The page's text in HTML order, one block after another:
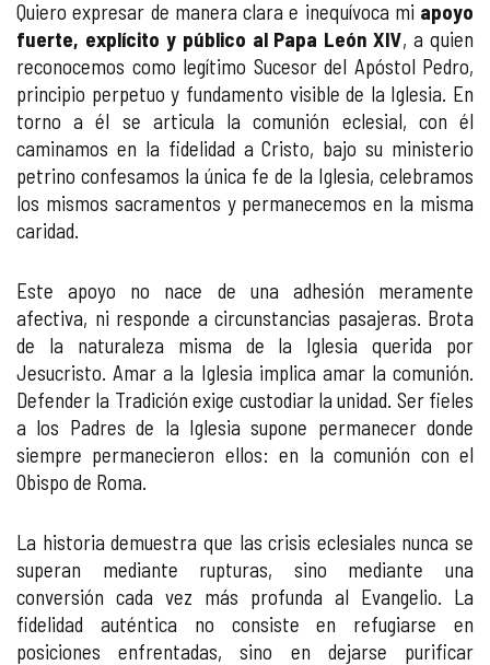
Quiero expresar de manera clara e inequívoca mi apoyo
fuerte, explícito y público al Papa León XIV, a quien
reconocemos como legítimo Sucesor del Apóstol Pedro,
principio perpetuo y fundamento visible de la Iglesia. En
torno a él se articula la comunión eclesial, con él
caminamos en la fidelidad a Cristo, bajo su ministerio
petrino confesamos la única fe de la Iglesia, celebramos
los mismos sacramentos y permanecemos en la misma
caridad.
Este apoyo no nace de una adhesión meramente
afectiva, ni responde a circunstancias pasajeras. Brota
de la naturaleza misma de la Iglesia querida por
Jesucristo. Amar a la Iglesia implica amar la comunión.
Defender la Tradición exige custodiar la unidad. Ser fieles
a los Padres de la Iglesia supone permanecer donde
siempre permanecieron ellos: en la comunión con el
Obispo de Roma.
La historia demuestra que las crisis eclesiales nunca se
superan mediante rupturas, sino mediante una
conversión cada vez más profunda al Evangelio. La
fidelidad auténtica no consiste en refugiarse en
posiciones enfrentadas, sino en dejarse purificar